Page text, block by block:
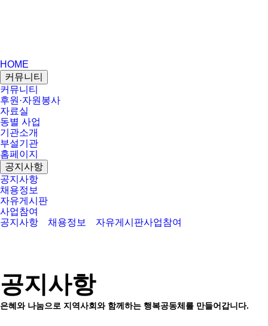
HOME
커뮤니티
커뮤니티
후원·자원봉사
자료실
동별 사업
기관소개
부설기관
홈페이지
공지사항
공지사항
채용정보
자유게시판
사업참여
공지사항
채용정보 자유게시판사업참여
공지사항
은혜와 나눔으로 지역사회와 함께하는 행복공동체를 만들어갑니다.